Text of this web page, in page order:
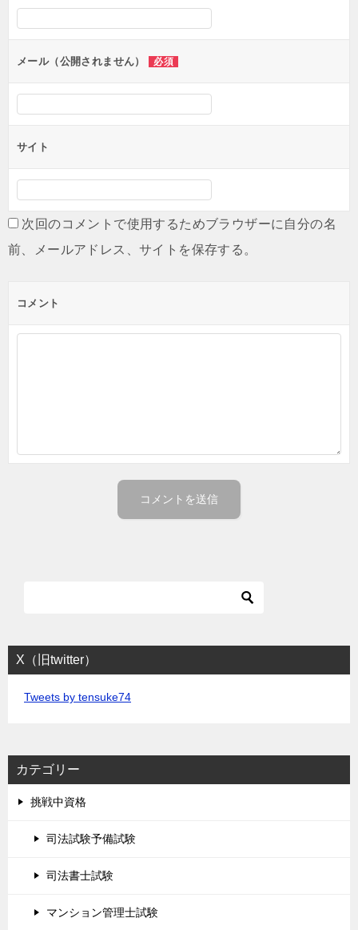
シ
ンメール（公開されません） 必須
サイト
次回のコメントで使用するためブラウザーに自分の名
前、メールアドレス、サイトを保存する。
コメント
X（旧twitter）
Tweets by tensuke74
カテゴリー
挑戦中資格
司法試験予備試験
司法書士試験
マンション管理士試験